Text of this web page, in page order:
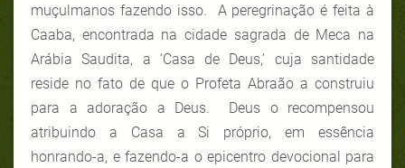
muçulmanos fazendo isso. A peregrinação é feita à
Caaba, encontrada na cidade sagrada de Meca na
Arábia Saudita, a ‘Casa de Deus,’ cuja santidade
reside no fato de que o Profeta Abraão a construiu
para a adoração a Deus. Deus o recompensou
atribuindo a Casa a Si próprio, em essência
honrando-a, e fazendo-a o epicentro devocional para